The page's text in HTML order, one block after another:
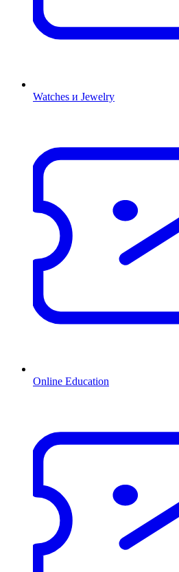
Watches и Jewelry
Online Education